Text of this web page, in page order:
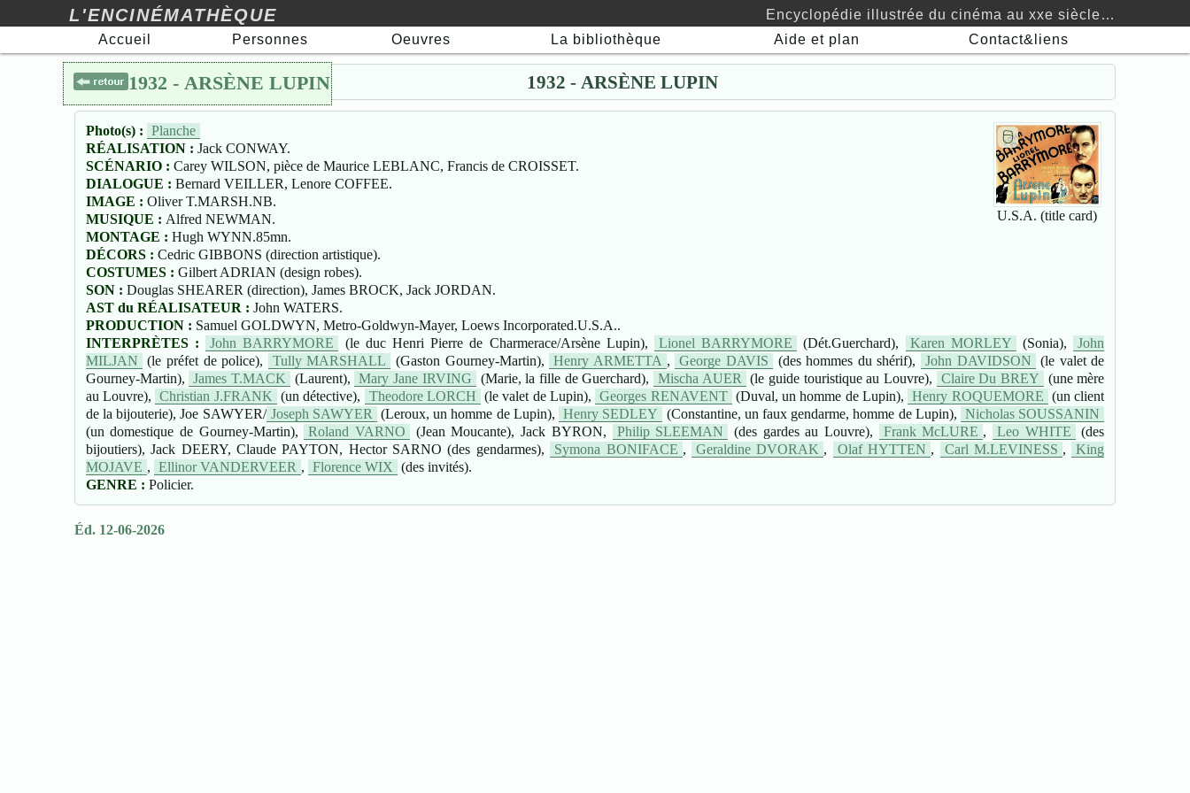
L'ENCINÉMATHÈQUE
Encyclopédie illustrée du cinéma au xxe siècle…
Accueil
Personnes Oeuvres La bibliothèque Aide et plan Contact&liens
1932 - ARSÈNE LUPIN 1932 - ARSÈNE LUPIN
🖯
U.S.A. (title card)
Photo(s) : Planche
RÉALISATION : Jack CONWAY.
SCÉNARIO : Carey WILSON, pièce de Maurice LEBLANC, Francis de CROISSET.
DIALOGUE : Bernard VEILLER, Lenore COFFEE.
IMAGE : Oliver T.MARSH.NB.
MUSIQUE : Alfred NEWMAN.
MONTAGE : Hugh WYNN.85mn.
DÉCORS : Cedric GIBBONS (direction artistique).
COSTUMES : Gilbert ADRIAN (design robes).
SON : Douglas SHEARER (direction), James BROCK, Jack JORDAN.
AST du RÉALISATEUR : John WATERS.
PRODUCTION : Samuel GOLDWYN, Metro-Goldwyn-Mayer, Loews Incorporated.U.S.A..
INTERPRÈTES :
John BARRYMORE (le duc Henri Pierre de Charmerace/Arsène Lupin), Lionel BARRYMORE (Dét.Guerchard), Karen MORLEY (Sonia),
John
MILJAN
(le préfet de police), Tully MARSHALL (Gaston Gourney-Martin), Henry ARMETTA , George DAVIS (des hommes du shérif), John DAVIDSON
(le valet de
Gourney-Martin),
James T.MACK (Laurent), Mary Jane IRVING (Marie, la fille de Guerchard), Mischa AUER (le guide touristique au Louvre), Claire Du BREY
(une mère
au Louvre),
Christian J.FRANK (un détective), Theodore LORCH (le valet de Lupin), Georges RENAVENT (Duval, un homme de Lupin), Henry ROQUEMORE (un client
de la bijouterie), Joe SAWYER/ Joseph SAWYER (Leroux, un homme de Lupin), Henry SEDLEY (Constantine, un faux gendarme, homme de Lupin), Nicholas SOUSSANIN
(un domestique de Gourney-Martin),
Roland VARNO (Jean Moucante), Jack BYRON, Philip SLEEMAN (des gardes au Louvre), Frank McLURE , Leo WHITE
(des
bijoutiers), Jack DEERY, Claude PAYTON, Hector SARNO (des gendarmes),
Symona BONIFACE , Geraldine DVORAK , Olaf HYTTEN , Carl M.LEVINESS ,
King
MOJAVE , Ellinor VANDERVEER , Florence WIX (des invités).
GENRE : Policier.
Éd. 12-06-2026